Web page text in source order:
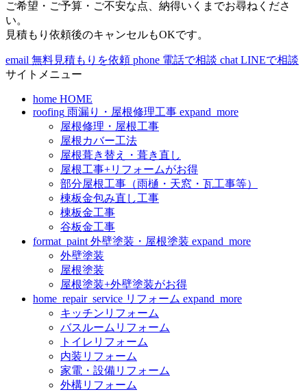
ご希望・ご予算・ご不安な点、納得いくまでお尋ねくださ
い。
見積もり依頼後のキャンセルもOKです。
email 無料見積もりを依頼 phone 電話で相談 chat LINEで相談
サイトメニュー
home HOME
roofing 雨漏り・屋根修理工事 expand_more
屋根修理・屋根工事
屋根カバー工法
屋根葺き替え・葺き直し
屋根工事+リフォームがお得
部分屋根工事（雨樋・天窓・瓦工事等）
棟板金包み直し工事
棟板金工事
谷板金工事
format_paint 外壁塗装・屋根塗装 expand_more
外壁塗装
屋根塗装
屋根塗装+外壁塗装がお得
home_repair_service リフォーム expand_more
キッチンリフォーム
バスルームリフォーム
トイレリフォーム
内装リフォーム
家電・設備リフォーム
外構リフォーム